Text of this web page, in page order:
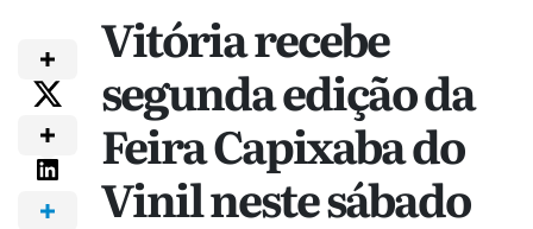
Vitória recebe
segunda edição da
Feira Capixaba do
Vinil neste sábado